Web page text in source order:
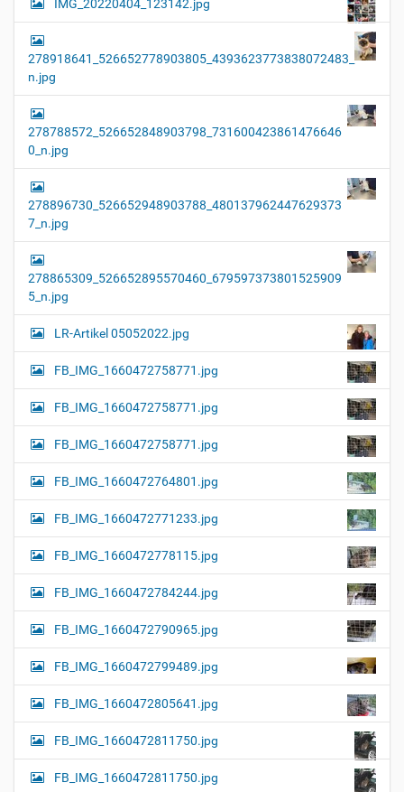
IMG_20220404_123142.jpg
278918641_526652778903805_4393623773838072483_
n.jpg
278788572_526652848903798_731600423861476646
0_n.jpg
278896730_526652948903788_480137962447629373
7_n.jpg
278865309_526652895570460_679597373801525909
5_n.jpg
LR-Artikel 05052022.jpg
FB_IMG_1660472758771.jpg
FB_IMG_1660472758771.jpg
FB_IMG_1660472758771.jpg
FB_IMG_1660472764801.jpg
FB_IMG_1660472771233.jpg
FB_IMG_1660472778115.jpg
FB_IMG_1660472784244.jpg
FB_IMG_1660472790965.jpg
FB_IMG_1660472799489.jpg
FB_IMG_1660472805641.jpg
FB_IMG_1660472811750.jpg
FB_IMG_1660472811750.jpg